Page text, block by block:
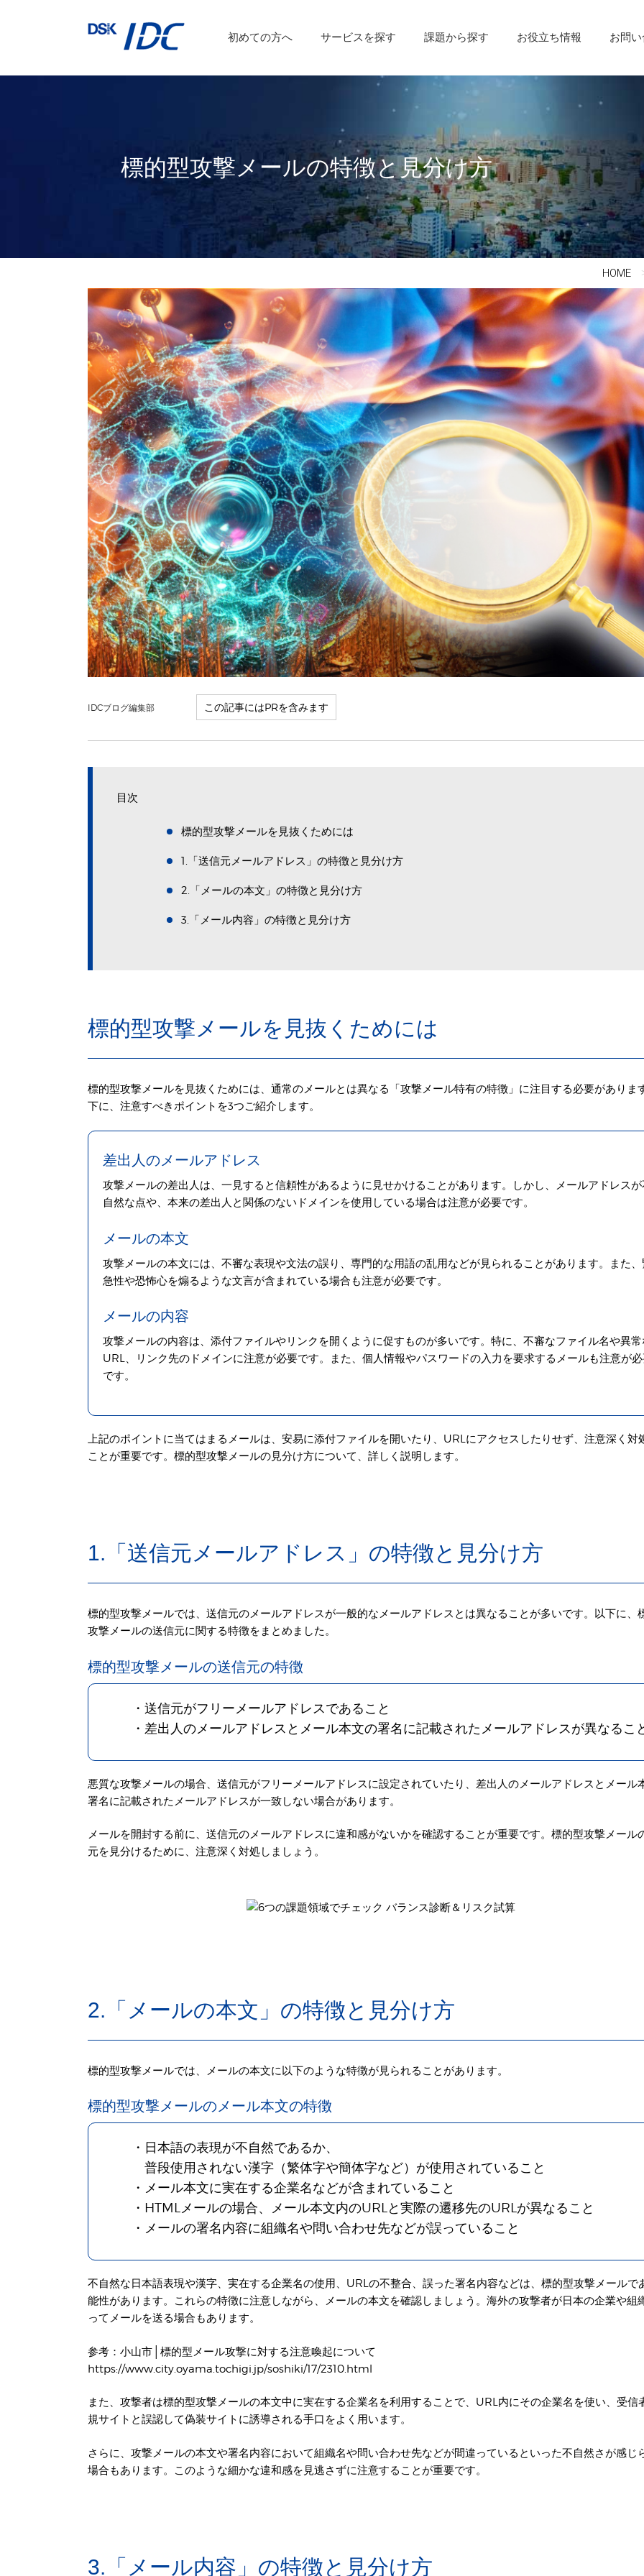
初めての方へ サービスを探す 課題から探す お役立ち情報 お問
標的型攻撃メールの特徴と見分け方
HOME
IDCブログ編集部
目次
標的型攻撃メールを見抜くためには
1.「送信元メールアドレス」の特徴と見分け方
2.「メールの本文」の特徴と見分け方
3.「メール内容」の特徴と見分け方
標的型攻撃メールを見抜くためには
標的型攻撃メールを見抜くためには、通常のメールとは異なる「攻撃メール特有の特徴」に注目する必要がありま
下に、注意すべきポイントを3つご紹介します。
差出人のメールアドレス
攻撃メールの差出人は、一見すると信頼性があるように見せかけることがあります。しかし、メールアドレスが
自然な点や、本来の差出人と関係のないドメインを使用している場合は注意が必要です。
メールの本文
攻撃メールの本文には、不審な表現や文法の誤り、専門的な用語の乱用などが見られることがあります。また、
急性や恐怖心を煽るような文言が含まれている場合も注意が必要です。
メールの内容
攻撃メールの内容は、添付ファイルやリンクを開くように促すものが多いです。特に、不審なファイル名や異常
URL、リンク先のドメインに注意が必要です。また、個人情報やパスワードの入力を要求するメールも注意が
です。
上記のポイントに当てはまるメールは、安易に添付ファイルを開いたり、URLにアクセスしたりせず、注意深く対
ことが重要です。標的型攻撃メールの見分け方について、詳しく説明します。
1.「送信元メールアドレス」の特徴と見分け方
標的型攻撃メールでは、送信元のメールアドレスが一般的なメールアドレスとは異なることが多いです。以下に、
攻撃メールの送信元に関する特徴をまとめました。
標的型攻撃メールの送信元の特徴
・送信元がフリーメールアドレスであること
・差出人のメールアドレスとメール本文の署名に記載されたメールアドレスが異なるこ
悪質な攻撃メールの場合、送信元がフリーメールアドレスに設定されていたり、差出人のメールアドレスとメール
署名に記載されたメールアドレスが一致しない場合があります。
メールを開封する前に、送信元のメールアドレスに違和感がないかを確認することが重要です。標的型攻撃メール
元を見分けるために、注意深く対処しましょう。
2.「メールの本文」の特徴と見分け方
標的型攻撃メールでは、メールの本文に以下のような特徴が見られることがあります。
標的型攻撃メールのメール本文の特徴
・日本語の表現が不自然であるか、
普段使用されない漢字（繁体字や簡体字など）が使用されていること
・メール本文に実在する企業名などが含まれていること
・HTMLメールの場合、メール本文内のURLと実際の遷移先のURLが異なること
・メールの署名内容に組織名や問い合わせ先などが誤っていること
不自然な日本語表現や漢字、実在する企業名の使用、URLの不整合、誤った署名内容などは、標的型攻撃メールで
能性があります。これらの特徴に注意しながら、メールの本文を確認しましょう。海外の攻撃者が日本の企業や組
ってメールを送る場合もあります。
参考：小山市│標的型メール攻撃に対する注意喚起について
https://www.city.oyama.tochigi.jp/soshiki/17/2310.html
また、攻撃者は標的型攻撃メールの本文中に実在する企業名を利用することで、URL内にその企業名を使い、受信
規サイトと誤認して偽装サイトに誘導される手口をよく用います。
さらに、攻撃メールの本文や署名内容において組織名や問い合わせ先などが間違っているといった不自然さが感じ
場合もあります。このような細かな違和感を見逃さずに注意することが重要です。
3.「メール内容」の特徴と見分け方